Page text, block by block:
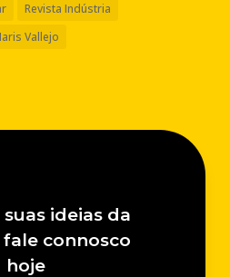
Revista Indústria
Vallejo
suas ideias da
connosco
hoje